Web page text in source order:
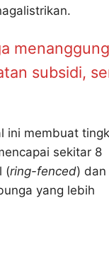
menanggung
subsidi,
ini membuat
sekitar 8
(ring-fenced) dan
yang lebih